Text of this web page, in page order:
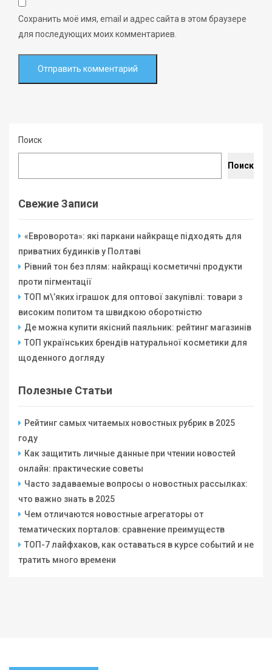
Сохранить моё имя, email и адрес сайта в этом браузере
для последующих моих комментариев.
Поиск
Поиск
Свежие Записи
«Евроворота»: які паркани найкраще підходять для
приватних будинків у Полтаві
Рівний тон без плям: найкращі косметичні продукти
проти пігментації
ТОП м\’яких іграшок для оптової закупівлі: товари з
високим попитом та швидкою оборотністю
Де можна купити якісний паяльник: рейтинг магазинів
ТОП українських брендів натуральної косметики для
щоденного догляду
Полезные Статьи
Рейтинг самых читаемых новостных рубрик в 2025
году
Как защитить личные данные при чтении новостей
онлайн: практические советы
Часто задаваемые вопросы о новостных рассылках:
что важно знать в 2025
Чем отличаются новостные агрегаторы от
тематических порталов: сравнение преимуществ
ТОП-7 лайфхаков, как оставаться в курсе событий и не
тратить много времени